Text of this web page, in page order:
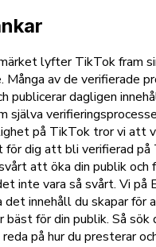
lyfter TikTok fram
Många av de verifierade
publicerar dagligen
själva
på TikTok tror vi att
dig att bli verifierad på
att öka din publik och
inte vara så svårt. Vi på
det innehåll du skapar för
bäst för din publik. Så sök
på hur du presterar